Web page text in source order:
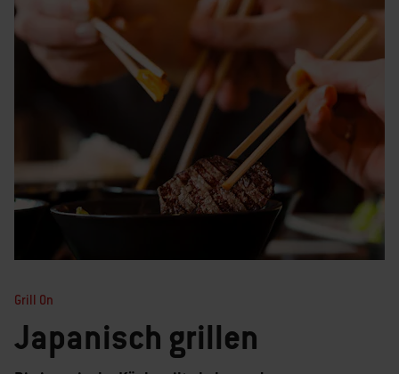
Grill On
Japanisch grillen